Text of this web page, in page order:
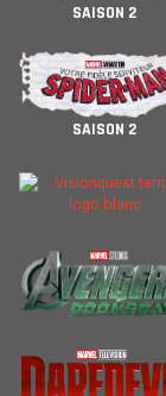
SAISON 2
SAISON 2